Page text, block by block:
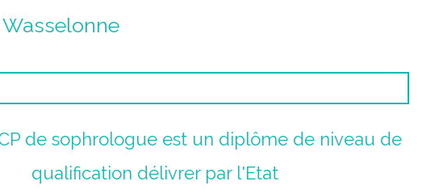
de sophrologue est un diplôme de niveau de
qualification délivrer par l'Etat